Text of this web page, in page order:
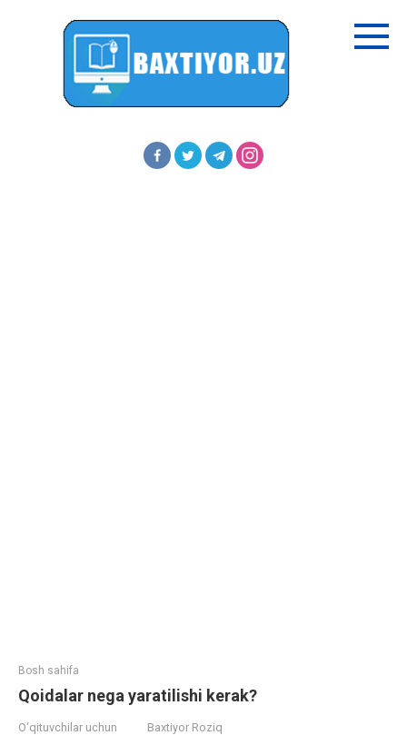
Bosh sahifa
Qoidalar nega yaratilishi kerak?
O‘qituvchilar uchun Baxtiyor Roziq